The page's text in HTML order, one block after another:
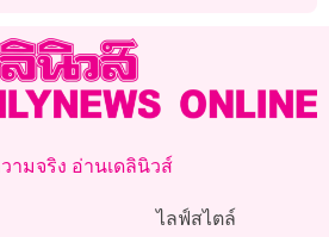
ามจริง อ่านเดลินิวส์
ไลฟ์สไตล์